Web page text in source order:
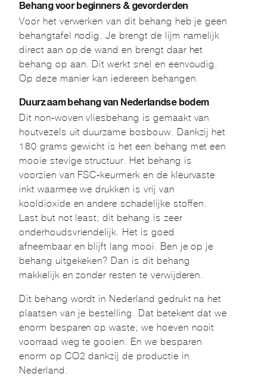
Behang voor beginners & gevorderden
Voor het verwerken van dit behang heb je geen
behangtafel nodig. Je brengt de lijm namelijk
direct aan op de wand en brengt daar het
behang op aan. Dit werkt snel en eenvoudig.
Op deze manier kan iedereen behangen.
Duurzaam behang van Nederlandse bodem
Dit non-woven vliesbehang is gemaakt van
houtvezels uit duurzame bosbouw. Dankzij het
180 grams gewicht is het een behang met een
mooie stevige structuur. Het behang is
voorzien van FSC-keurmerk en de kleurvaste
inkt waarmee we drukken is vrij van
kooldioxide en andere schadelijke stoffen.
Last but not least; dit behang is zeer
onderhoudsvriendelijk. Het is goed
afneembaar en blijft lang mooi. Ben je op je
behang uitgekeken? Dan is dit behang
makkelijk en zonder resten te verwijderen.
Dit behang wordt in Nederland gedrukt na het
plaatsen van je bestelling. Dat betekent dat we
enorm besparen op waste; we hoeven nooit
voorraad weg te gooien. En we besparen
enorm op CO2 dankzij de productie in
Nederland.